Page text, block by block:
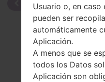
Usuario o, en caso
pueden ser
automáticamente
Aplicación.
A menos que se
todos los Datos
Aplicación son